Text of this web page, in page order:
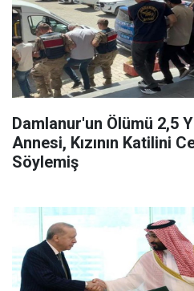
Damlanur'un Ölümü 2,5
Annesi, Kızının Katilini
Söylemiş